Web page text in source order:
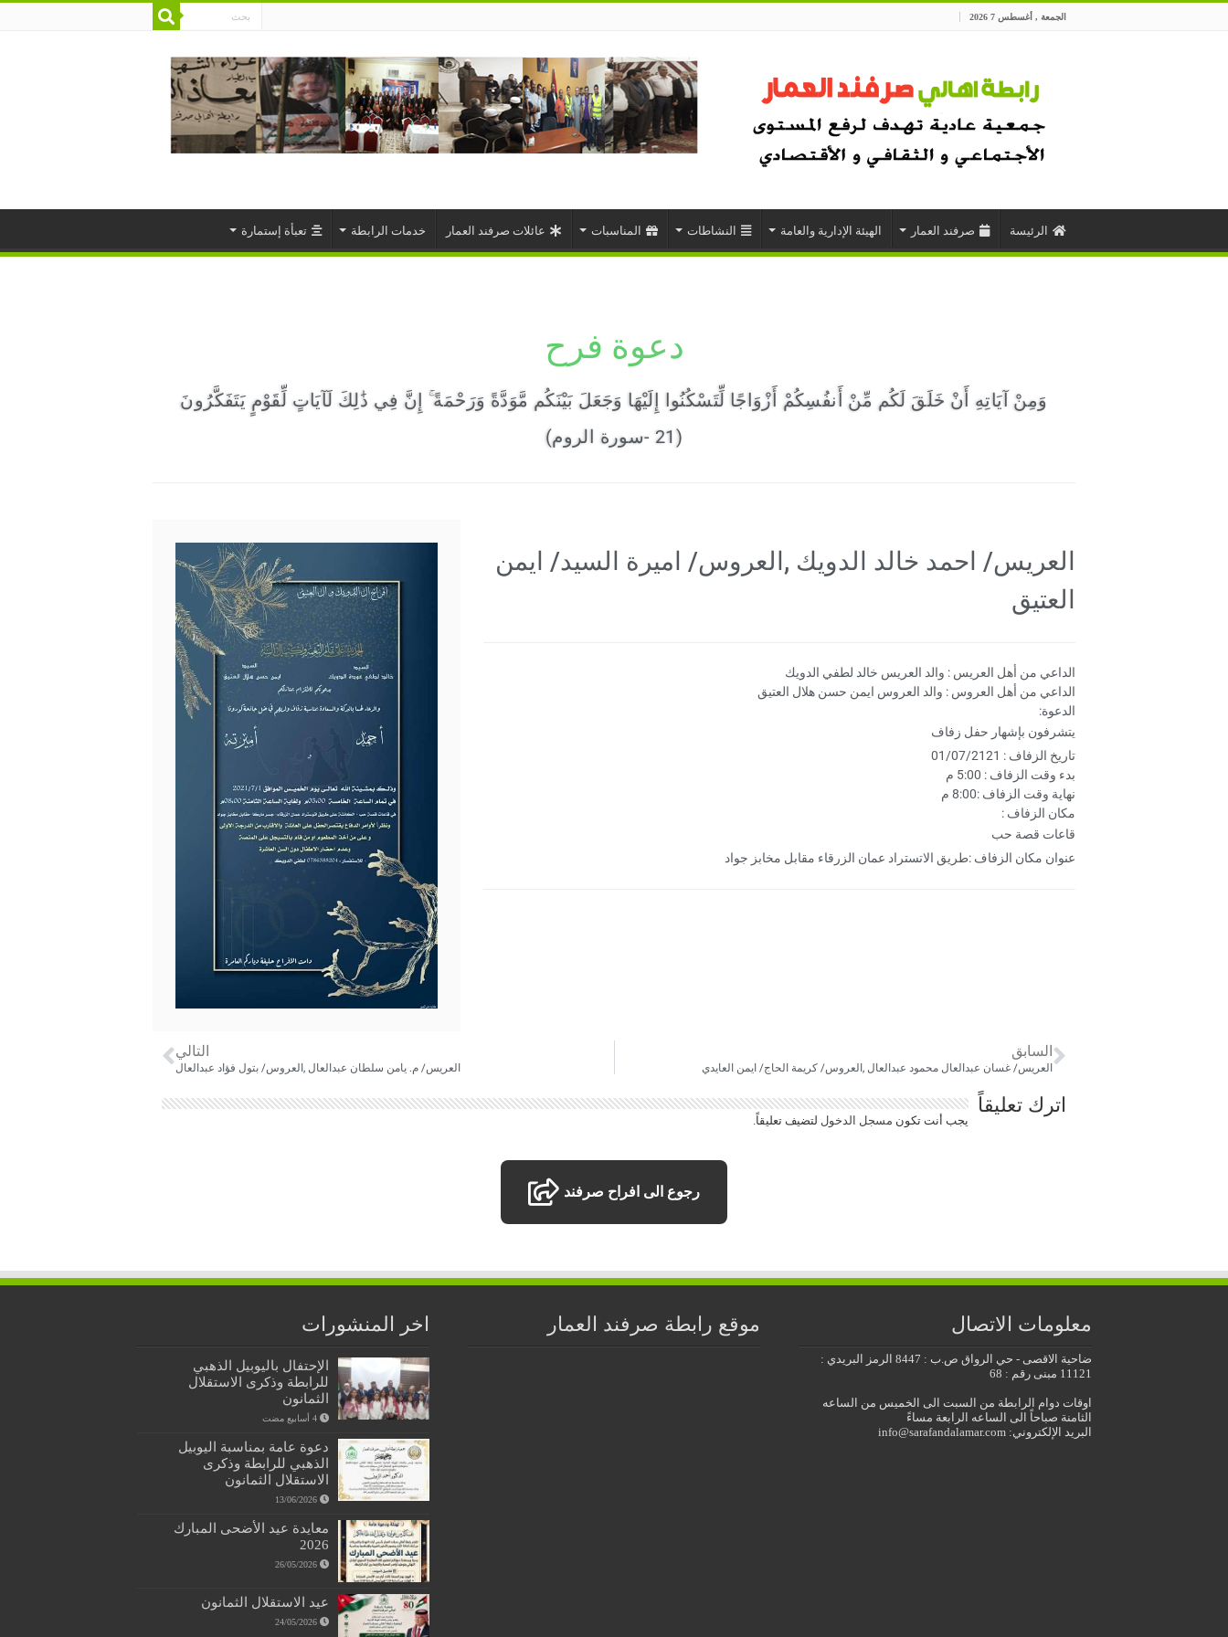
الجمعة , أغسطس 7 2026
الرئيسة صرفند العمار الهيئة الإدارية والعامة النشاطات المناسبات عائلات صرفند العمار خدمات الرابطة تعبأة إستمارة
دعوة فرح
وَمِنْ آيَاتِهِ أَنْ خَلَقَ لَكُم مِّنْ أَنفُسِكُمْ أَزْوَاجًا لِّتَسْكُنُوا إِلَيْهَا وَجَعَلَ بَيْنَكُم مَّوَدَّةً وَرَحْمَةً ۚ إِنَّ فِي ذَٰلِكَ لَآيَاتٍ لِّقَوْمٍ يَتَفَكَّرُونَ
(21 -سورة الروم)
العريس/ احمد خالد الدويك ,العروس/ اميرة السيد/ ايمن
العتيق
الداعي من أهل العريس : والد العريس خالد لطفي الدويك
الداعي من أهل العروس : والد العروس ايمن حسن هلال العتيق
الدعوة:
يتشرفون بإشهار حفل زفاف
تاريخ الزفاف : 01/07/2121
بدء وقت الزفاف : 5:00 م
نهاية وقت الزفاف :8:00 م
مكان الزفاف :
قاعات قصة حب
عنوان مكان الزفاف :طريق الاتستراد عمان الزرقاء مقابل مخابز جواد
السابق
العريس/ غسان عبدالعال محمود عبدالعال ,العروس/ كريمة الحاج/ ايمن العايدي
التالي
العريس/ م. يامن سلطان عبدالعال ,العروس/ بتول فؤاد عبدالعال
اترك تعليقاً
يجب أنت تكون مسجل الدخول لتضيف تعليقاً.
رجوع الى افراح صرفند
معلومات الاتصال
ضاحية الاقصى - حي الرواق ص.ب : 8447 الرمز البريدي :
11121 مبنى رقم : 68
اوقات دوام الرابطة من السبت الى الخميس من الساعه
الثامنة صباحاً الى الساعه الرابعة مساءً
البريد الإلكتروني: info@sarafandalamar.com
موقع رابطة صرفند العمار اخر المنشورات
الإحتفال باليوبيل الذهبي
للرابطة وذكرى الاستقلال
الثمانون
دعوة عامة بمناسبة اليوبيل
الذهبي للرابطة وذكرى
الاستقلال الثمانون
13/06/2026
معايدة عيد الأضحى المبارك
2026
26/05/2026
عيد الاستقلال الثمانون
24/05/2026